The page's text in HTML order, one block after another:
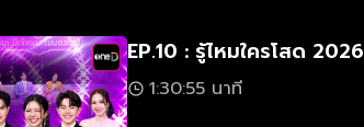
EP.10 : รู้ไหมใครโสด 2026
1:30:55 นาที